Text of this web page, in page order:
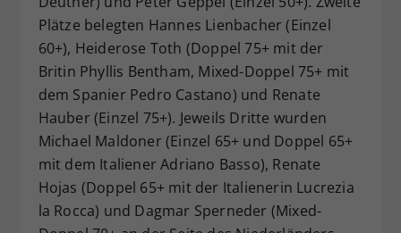
Plätze belegten Hannes Lienbacher (Einzel
60+), Heiderose Toth (Doppel 75+ mit der
Britin Phyllis Bentham, Mixed-Doppel 75+ mit
dem Spanier Pedro Castano) und Renate
Hauber (Einzel 75+). Jeweils Dritte wurden
Michael Maldoner (Einzel 65+ und Doppel 65+
mit dem Italiener Adriano Basso), Renate
Hojas (Doppel 65+ mit der Italienerin Lucrezia
la Rocca) und Dagmar Sperneder (Mixed-